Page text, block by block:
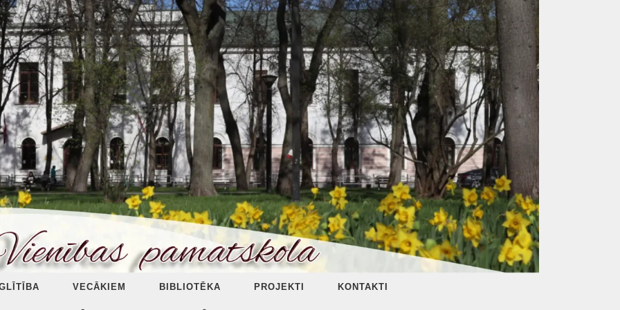
VECĀKIEM BIBLIOTĒKA PROJEKTI KONTAKTI